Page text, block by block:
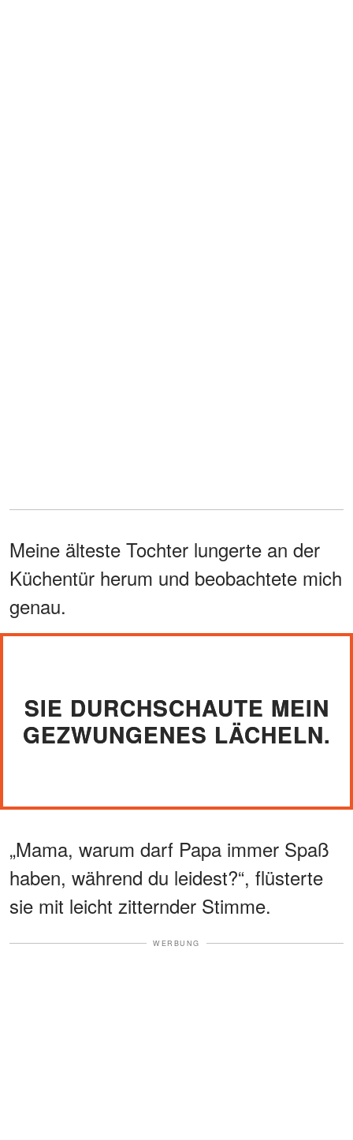
Meine älteste Tochter lungerte an der
Küchentür herum und beobachtete mich
genau.
SIE DURCHSCHAUTE MEIN
GEZWUNGENES LÄCHELN.
„Mama, warum darf Papa immer Spaß
haben, während du leidest?“, flüsterte
sie mit leicht zitternder Stimme.
WERBUNG